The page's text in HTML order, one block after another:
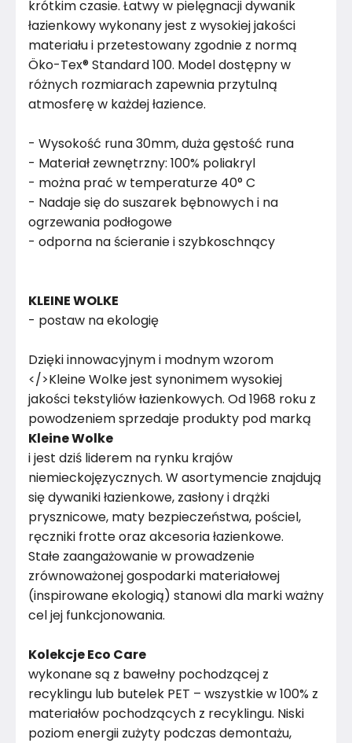
krótkim czasie. Łatwy w pielęgnacji dywanik
łazienkowy wykonany jest z wysokiej jakości
materiału i przetestowany zgodnie z normą
Öko-Tex® Standard 100. Model dostępny w
różnych rozmiarach zapewnia przytulną
atmosferę w każdej łazience.
- Wysokość runa 30mm, duża gęstość runa
- Materiał zewnętrzny: 100% poliakryl
- można prać w temperaturze 40° C
- Nadaje się do suszarek bębnowych i na
ogrzewania podłogowe
- odporna na ścieranie i szybkoschnący
KLEINE WOLKE
- postaw na ekologię
Dzięki innowacyjnym i modnym wzorom
</>Kleine Wolke jest synonimem wysokiej
jakości tekstyliów łazienkowych. Od 1968 roku z
powodzeniem sprzedaje produkty pod marką
Kleine Wolke
i jest dziś liderem na rynku krajów
niemieckojęzycznych. W asortymencie znajdują
się dywaniki łazienkowe, zasłony i drążki
prysznicowe, maty bezpieczeństwa, pościel,
ręczniki frotte oraz akcesoria łazienkowe.
Stałe zaangażowanie w prowadzenie
zrównoważonej gospodarki materiałowej
(inspirowane ekologią) stanowi dla marki ważny
cel jej funkcjonowania.
Kolekcje Eco Care
wykonane są z bawełny pochodzącej z
recyklingu lub butelek PET – wszystkie w 100% z
materiałów pochodzących z recyklingu. Niski
poziom energii zużyty podczas demontażu,